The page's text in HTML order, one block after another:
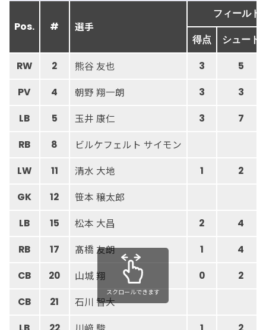
Pos. # 選手
フィールド
得点 シュート
RW 2 熊谷 友也 3 5
PV 4 朝野 翔一朗 3 3
LB 5 玉井 康仁 3 7
RB 8 ビルケフェルト サイモン
LW 11 清水 大地 1 2
GK 12 笹本 穣太郎
LB 15 松本 大昌 2 4
RB 17 髙橋 友朗 1 4
CB 20 山城 翔 0 2
CB 21 石川 智大
スクロールできます